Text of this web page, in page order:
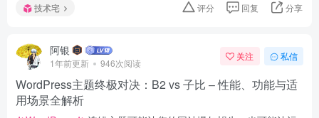
技术宅 评分 回复 分享
阿银
1年前更新 946次阅读
关注 私信
WordPress主题终极对决：B2 vs 子比 – 性能、功能与适
用场景全解析